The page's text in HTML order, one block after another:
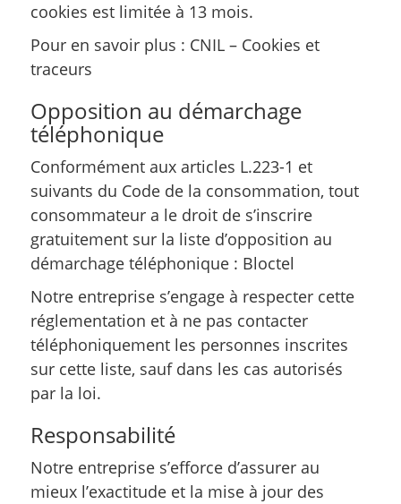
cookies est limitée à 13 mois.
Pour en savoir plus : CNIL – Cookies et
traceurs
Opposition au démarchage
téléphonique
Conformément aux articles L.223-1 et
suivants du Code de la consommation, tout
consommateur a le droit de s’inscrire
gratuitement sur la liste d’opposition au
démarchage téléphonique : Bloctel
Notre entreprise s’engage à respecter cette
réglementation et à ne pas contacter
téléphoniquement les personnes inscrites
sur cette liste, sauf dans les cas autorisés
par la loi.
Responsabilité
Notre entreprise s’efforce d’assurer au
mieux l’exactitude et la mise à jour des